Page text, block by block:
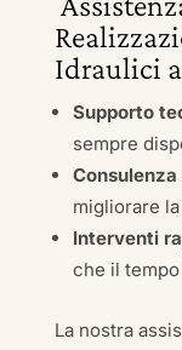
Idraulici
Supporto
sempre
migliorare
Interventi
che il
La nostra